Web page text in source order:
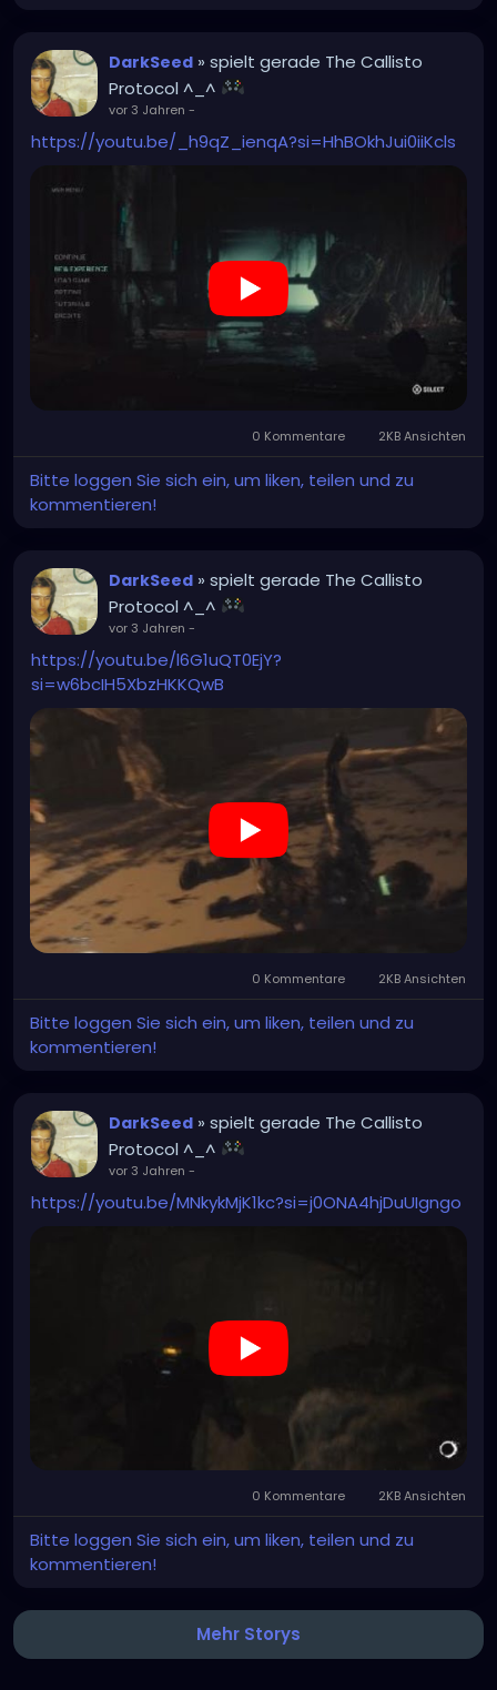
DarkSeed » spielt gerade The Callisto
Protocol ^_^
vor 3 Jahren -
https://youtu.be/_h9qZ_ienqA?si=HhBOkhJui0iiKcls
0 Kommentare 2KB Ansichten
Bitte loggen Sie sich ein, um liken, teilen und zu
kommentieren!
DarkSeed » spielt gerade The Callisto
Protocol ^_^
vor 3 Jahren -
https://youtu.be/l6G1uQT0EjY?
si=w6bcIH5XbzHKKQwB
0 Kommentare 2KB Ansichten
Bitte loggen Sie sich ein, um liken, teilen und zu
kommentieren!
DarkSeed » spielt gerade The Callisto
Protocol ^_^
vor 3 Jahren -
https://youtu.be/MNkykMjK1kc?si=j0ONA4hjDuUIgngo
0 Kommentare 2KB Ansichten
Bitte loggen Sie sich ein, um liken, teilen und zu
kommentieren!
Mehr Storys